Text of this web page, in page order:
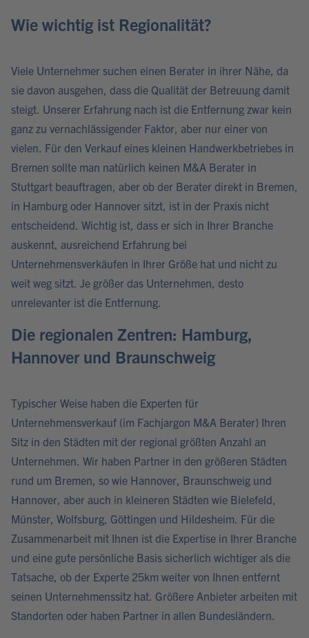
Wie wichtig ist Regionalität?
Viele Unternehmer suchen einen Berater in ihrer Nähe, da
sie davon ausgehen, dass die Qualität der Betreuung damit
steigt. Unserer Erfahrung nach ist die Entfernung zwar kein
ganz zu vernachlässigender Faktor, aber nur einer von
vielen. Für den Verkauf eines kleinen Handwerkbetriebes in
Bremen sollte man natürlich keinen M&A Berater in
Stuttgart beauftragen, aber ob der Berater direkt in Bremen,
in Hamburg oder Hannover sitzt, ist in der Praxis nicht
entscheidend. Wichtig ist, dass er sich in Ihrer Branche
auskennt, ausreichend Erfahrung bei
Unternehmensverkäufen in Ihrer Größe hat und nicht zu
weit weg sitzt. Je größer das Unternehmen, desto
unrelevanter ist die Entfernung.
Die regionalen Zentren: Hamburg,
Hannover und Braunschweig
Typischer Weise haben die Experten für
Unternehmensverkauf (im Fachjargon M&A Berater) Ihren
Sitz in den Städten mit der regional größten Anzahl an
Unternehmen. Wir haben Partner in den größeren Städten
rund um Bremen, so wie Hannover, Braunschweig und
Hannover, aber auch in kleineren Städten wie Bielefeld,
Münster, Wolfsburg, Göttingen und Hildesheim. Für die
Zusammenarbeit mit Ihnen ist die Expertise in Ihrer Branche
und eine gute persönliche Basis sicherlich wichtiger als die
Tatsache, ob der Experte 25km weiter von Ihnen entfernt
seinen Unternehmenssitz hat. Größere Anbieter arbeiten mit
Standorten oder haben Partner in allen Bundesländern.